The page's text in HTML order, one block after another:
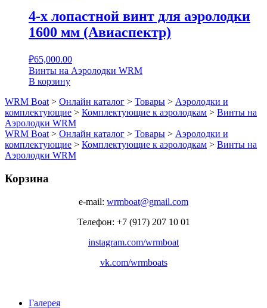
4-х лопастной винт для аэролодки
1600 мм (Авиаспектр)
₽65,000.00
Винты на Аэролодки WRM
В корзину
WRM Boat > Онлайн каталог > Товары > Аэролодки и
комплектующие > Комплектующие к аэролодкам > Винты на
Аэролодки WRM
WRM Boat > Онлайн каталог > Товары > Аэролодки и
комплектующие > Комплектующие к аэролодкам > Винты на
Аэролодки WRM
Корзина
e-mail: wrmboat@gmail.com
Телефон: +7 (917) 207 10 01
instagram.com/wrmboat
vk.com/wrmboats
Галерея